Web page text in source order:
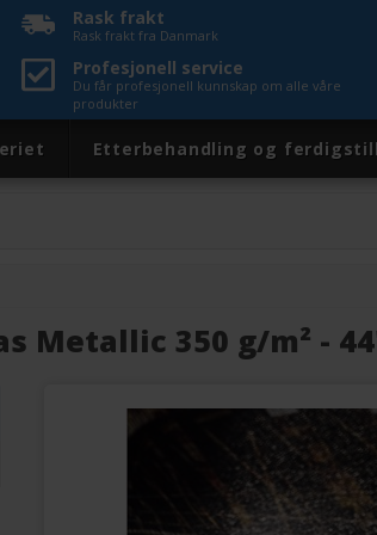
Rask frakt
Rask frakt fra Danmark
Profesjonell service
Du får profesjonell kunnskap om alle våre
produkter
Etterbehandling og
Metallic 350 g/m² -